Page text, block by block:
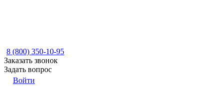
8 (800) 350-10-95
Заказать звонок
Задать вопрос
Войти